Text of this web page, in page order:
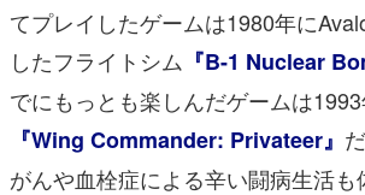
てプレイしたゲームは1980年に
したフライトシム 『B-1 Nuclear
でにもっとも楽しんだゲームは
『Wing Commander: Privateer』
がんや血栓症による辛い闘病生活